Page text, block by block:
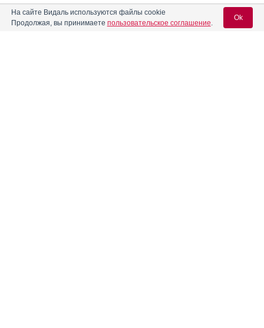
На сайте Видаль используются файлы cookie
Продолжая, вы принимаете пользовательское соглашение.
Ok